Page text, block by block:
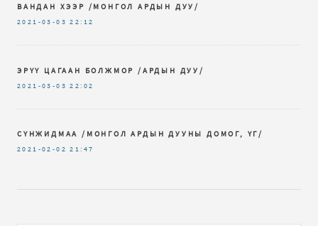
ВАНДАН ХЭЭР /МОНГОЛ АРДЫН ДУУ/
2021-03-03 22:12
ЭРҮҮ ЦАГААН БОЛЖМОР /АРДЫН ДУУ/
2021-03-03 22:02
СҮНЖИДМАА /МОНГОЛ АРДЫН ДУУНЫ ДОМОГ, ҮГ/
2021-02-02 21:47